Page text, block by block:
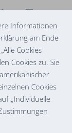
VON
Wochen intensiv
Bilderbuch
Weise für
Informationen
am Ende
Cookies
Cookies zu. Sie
Cookies
„Individuelle